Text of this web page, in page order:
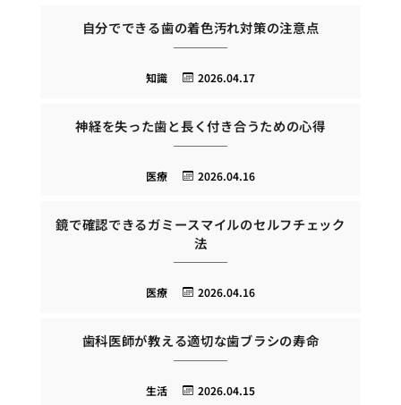
自分でできる歯の着色汚れ対策の注意点
2026.04.17
知識
神経を失った歯と長く付き合うための心得
2026.04.16
医療
鏡で確認できるガミースマイルのセルフチェック
法
2026.04.16
医療
歯科医師が教える適切な歯ブラシの寿命
2026.04.15
生活